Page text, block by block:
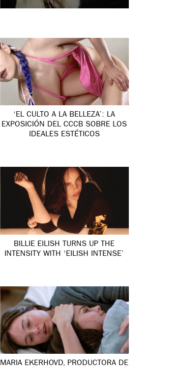
‘EL CULTO A LA BELLEZA’: LA
EXPOSICIÓN DEL CCCB SOBRE LOS
IDEALES ESTÉTICOS
BILLIE EILISH TURNS UP THE
INTENSITY WITH ‘EILISH INTENSE’
MARIA EKERHOVD, PRODUCTORA DE